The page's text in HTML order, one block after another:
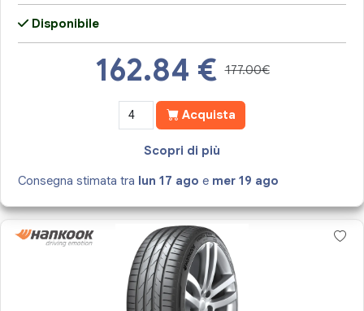
Disponibile
162.84 € 177.00€
Acquista
Scopri di più
Consegna stimata tra lun 17 ago e mer 19 ago